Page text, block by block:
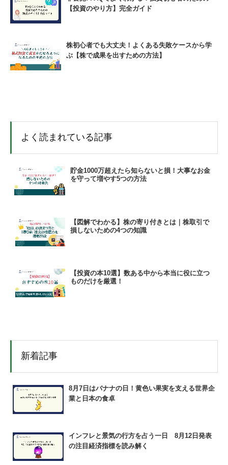
【投資のやり方】完全ガイド
株初心者でも大丈夫！よくある失敗ケースから学
ぶ【株で成果を出すための方法】
よく読まれている記事
貯金1000万超えたら知らないと損！大事なお金
を守って増やす5つの方法
【図解でわかる】株の寄り付きとは｜株取引で
損しないための4つの知識
【投資の本10選】数ある中から本当に役に立つ
ものだけを厳選！
新着記事
8月7日はバナナの日！黄色い果実を支える世界企
業と日本の食卓
インフレと景気の行方を占う一日 8月12日発表
の注目経済指標を読み解く